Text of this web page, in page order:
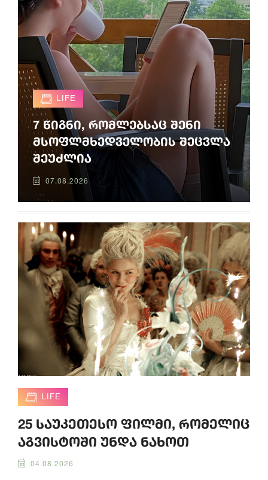
LIFE
7 წიგნი, რომლებსაც შენი
მსოფლმხედველობის შეცვლა
შეუძლია
07.08.2026
LIFE
25 საუკეთესო ფილმი, რომელიც
აგვისტოში უნდა ნახოთ
04.08.2026